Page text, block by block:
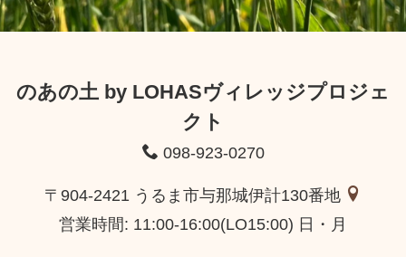
のあの土 by LOHASヴィレッジプロジェ
クト
098-923-0270
〒904-2421 うるま市与那城伊計130番地
営業時間: 11:00-16:00(LO15:00) 日・月